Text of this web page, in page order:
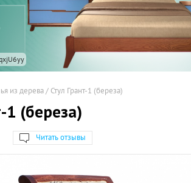
из дерева/ Стул Грант-1 (береза)
1 (береза)
Читать отзывы